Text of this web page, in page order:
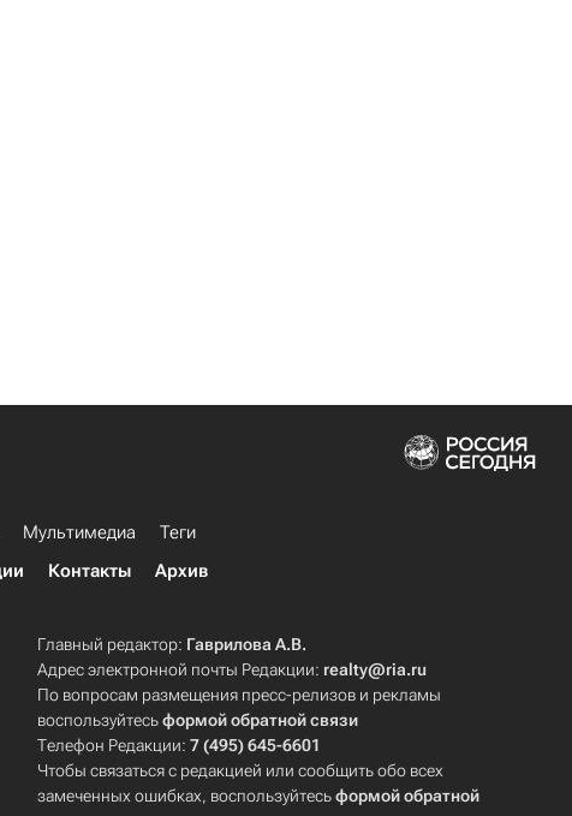
Мультимедиа
Теги
Контакты Архив
Главный редактор: Гаврилова А.В.
Адрес электронной почты Редакции: realty@ria.ru
По вопросам размещения пресс-релизов и рекламы
воспользуйтесьформой обратной связи
Телефон Редакции:7 (495) 645-6601
Чтобы связаться с редакцией или сообщить обо всех
замеченных ошибках, воспользуйтесьформой обратной